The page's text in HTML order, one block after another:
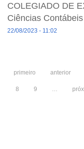
COLEGIADO DE
Ciências Contábeis
22/08/2023 - 11:02
primeiro anterior
8 9 …